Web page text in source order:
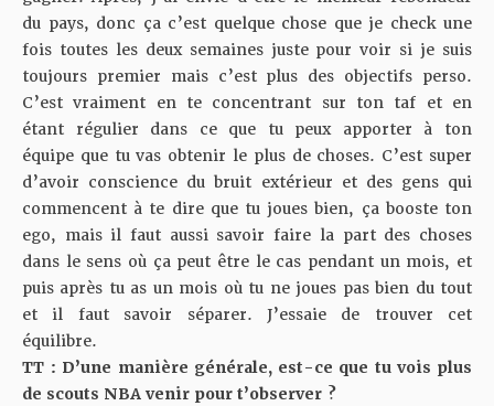
du pays, donc ça c’est quelque chose que je check une
fois toutes les deux semaines juste pour voir si je suis
toujours premier mais c’est plus des objectifs perso.
C’est vraiment en te concentrant sur ton taf et en
étant régulier dans ce que tu peux apporter à ton
équipe que tu vas obtenir le plus de choses. C’est super
d’avoir conscience du bruit extérieur et des gens qui
commencent à te dire que tu joues bien, ça booste ton
ego, mais il faut aussi savoir faire la part des choses
dans le sens où ça peut être le cas pendant un mois, et
puis après tu as un mois où tu ne joues pas bien du tout
et il faut savoir séparer. J’essaie de trouver cet
équilibre.
TT : D’une manière générale, est-ce que tu vois plus
de scouts NBA venir pour t’observer ?